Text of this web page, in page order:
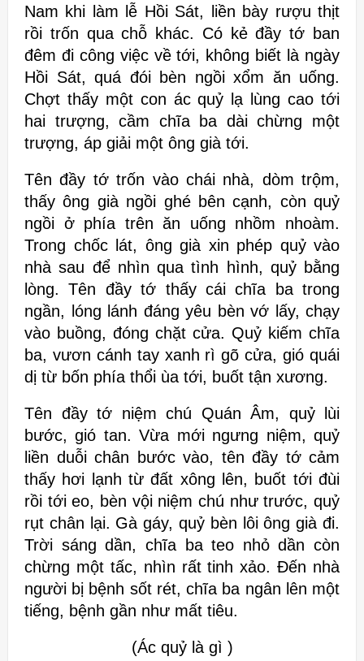
Nam khi làm lễ Hồi Sát, liền bày rượu thịt
rồi trốn qua chỗ khác. Có kẻ đầy tớ ban
đêm đi công việc về tới, không biết là ngày
Hồi Sát, quá đói bèn ngồi xổm ăn uống.
Chợt thấy một con ác quỷ lạ lùng cao tới
hai trượng, cầm chĩa ba dài chừng một
trượng, áp giải một ông già tới.
Tên đầy tớ trốn vào chái nhà, dòm trộm,
thấy ông già ngồi ghé bên cạnh, còn quỷ
ngồi ở phía trên ăn uống nhồm nhoàm.
Trong chốc lát, ông già xin phép quỷ vào
nhà sau để nhìn qua tình hình, quỷ bằng
lòng. Tên đầy tớ thấy cái chĩa ba trong
ngần, lóng lánh đáng yêu bèn vớ lấy, chạy
vào buồng, đóng chặt cửa. Quỷ kiếm chĩa
ba, vươn cánh tay xanh rì gõ cửa, gió quái
dị từ bốn phía thổi ùa tới, buốt tận xương.
Tên đầy tớ niệm chú Quán Âm, quỷ lùi
bước, gió tan. Vừa mới ngưng niệm, quỷ
liền duỗi chân bước vào, tên đầy tớ cảm
thấy hơi lạnh từ đất xông lên, buốt tới đùi
rồi tới eo, bèn vội niệm chú như trước, quỷ
rụt chân lại. Gà gáy, quỷ bèn lôi ông già đi.
Trời sáng dần, chĩa ba teo nhỏ dần còn
chừng một tấc, nhìn rất tinh xảo. Đến nhà
người bị bệnh sốt rét, chĩa ba ngân lên một
tiếng, bệnh gần như mất tiêu.
(Ác quỷ là gì )